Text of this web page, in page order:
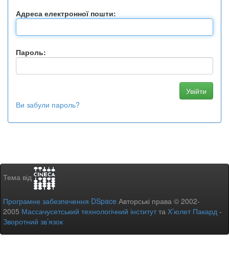
Адреса електронної пошти:
Пароль:
Ви забули пароль?
Тема від
Програмне забезпечення DSpace Авторські права © 2002-
2005 Массачусетський технологічний інститутта Х’юлет Пакард -
Зворотний зв’язок